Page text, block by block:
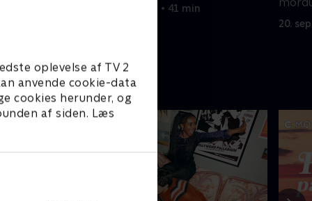
oplevelse af TV 2
anvende cookie-data
cookies herunder, og
af siden. Læs
20. september 2022 • 41 min
20.